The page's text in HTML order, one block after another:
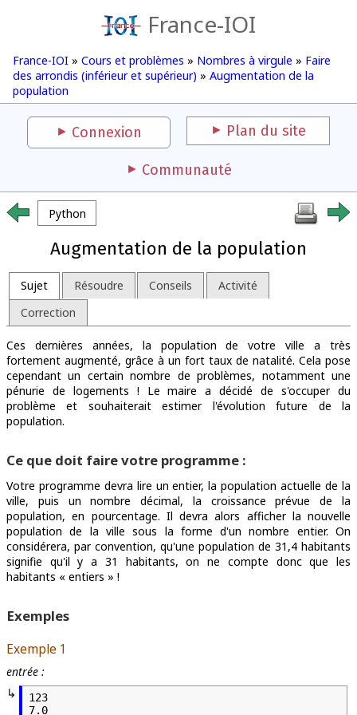
France-IOI
France-IOI » Cours et problèmes » Nombres à virgule » Faire
des arrondis (inférieur et supérieur) » Augmentation de la
population
Connexion Plan du site
Communauté
Python
Augmentation de la population
Sujet Résoudre Conseils
Activité
Correction
Ces dernières années, la population de votre ville a très
fortement augmenté, grâce à un fort taux de natalité. Cela pose
cependant un certain nombre de problèmes, notamment une
pénurie de logements ! Le maire a décidé de s'occuper du
problème et souhaiterait estimer l'évolution future de la
population.
Ce que doit faire votre programme :
Votre programme devra lire un entier, la population actuelle de la
ville, puis un nombre décimal, la croissance prévue de la
population, en pourcentage. Il devra alors afficher la nouvelle
population de la ville sous la forme d'un nombre entier. On
considérera, par convention, qu'une population de 31,4 habitants
signifie qu'il y a 31 habitants, on ne compte donc que les
habitants « entiers » !
Exemples
Exemple 1
entrée :
123
7.0